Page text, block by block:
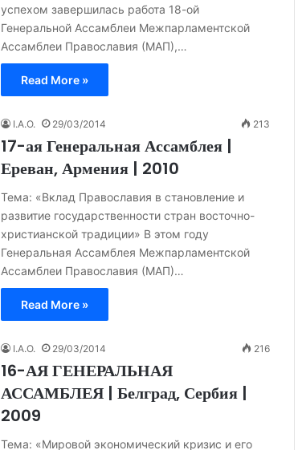
успехом завершилась работа 18-ой
Генеральной Ассамблеи Межпарламентской
Ассамблеи Православия (МАП),…
Read More »
I.A.O. 29/03/2014 213
17-ая Генеральная Ассамблея |
Ереван, Армения | 2010
Тема: «Вклад Православия в становление и
развитие государственности стран восточно-
христианской традиции» В этом году
Генеральная Ассамблея Межпарламентской
Ассамблеи Православия (МАП)…
Read More »
I.A.O. 29/03/2014 216
16-АЯ ГЕНЕРАЛЬНАЯ
АССАМБЛЕЯ | Белград, Сербия |
2009
Тема: «Мировой экономический кризис и его